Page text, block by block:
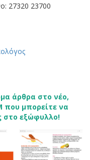
27320 23700
άρθρα στο νέο,
που μπορείτε να
στο εξώφυλλο!